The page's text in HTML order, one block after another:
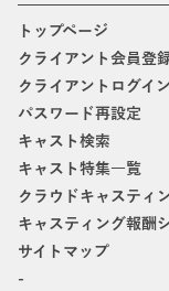
トップページ
クライアント会員登
クライアントログイン
パスワード再設定
キャスト検索
キャスト特集一覧
クラウドキャスティ
キャスティング報酬
サイトマップ
-